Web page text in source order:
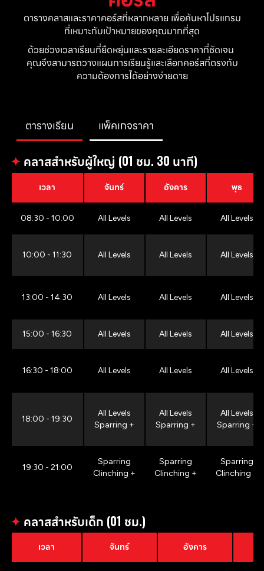
ตารางคลาสและราคาคอร์สที่หลากหลาย เพื่อค้นหาโปรแกรม
ที่เหมาะกับเป้าหมายของคุณมากที่สุด
ด้วยช่วงเวลาเรียนที่ยืดหยุ่นและรายละเอียดราคาที่ชัดเจน
คุณจึงสามารถวางแผนการเรียนรู้และเลือกคอร์สที่ตรงกับ
ความต้องการได้อย่างง่ายดาย
ตารางเรียน แพ็คเกจราคา
✦ คลาสสำหรับผู้ใหญ่ (01 ชม. 30 นาที)
เวลา จันทร์ อังคาร พุธ
08:30 - 10:00 All Levels All Levels All Levels
10:00 - 11:30 All Levels All Levels All Levels
13:00 - 14:30 All Levels All Levels All Levels
15:00 - 16:30 All Levels All Levels All Levels
16:30 - 18:00 All Levels All Levels All Levels
18:00 - 19:30
All Levels
Sparring +
All Levels
Sparring +
All Levels
Sparring +
19:30 - 21:00
Sparring
Clinching +
Sparring
Clinching +
Sparring
Clinching +
✦ คลาสสำหรับเด็ก (01 ชม.)
เวลา จันทร์ อังคาร